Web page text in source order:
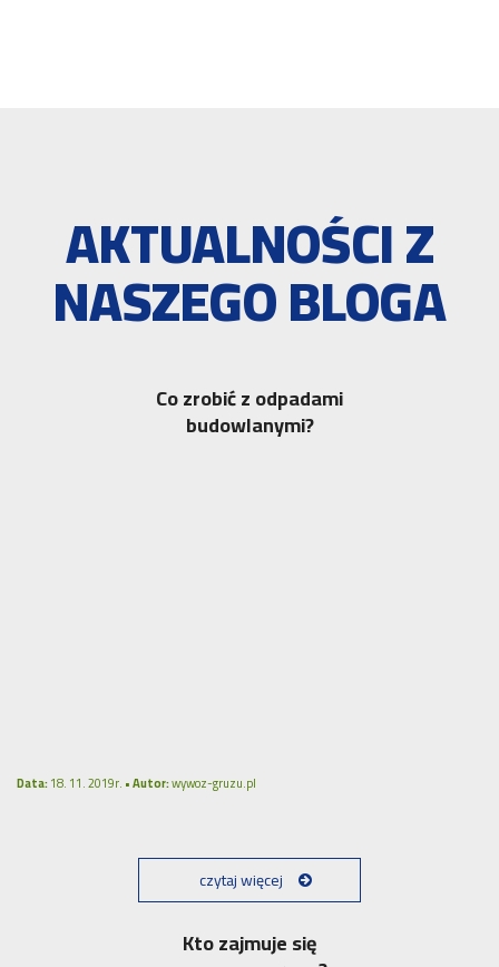
AKTUALNOŚCI Z
NASZEGO BLOGA
Co zrobić z odpadami
budowlanymi?
Data:18. 11. 2019r. •Autor:wywoz-gruzu.pl
czytaj więcej
Kto zajmuje się